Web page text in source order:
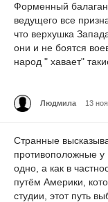
Форменный
ведущего все
что верхушка
они и не боятся
народ " хавает"
Людмила 13
Странные
противоположные у
одно, а как в
путём Америки,
студии, этот путь